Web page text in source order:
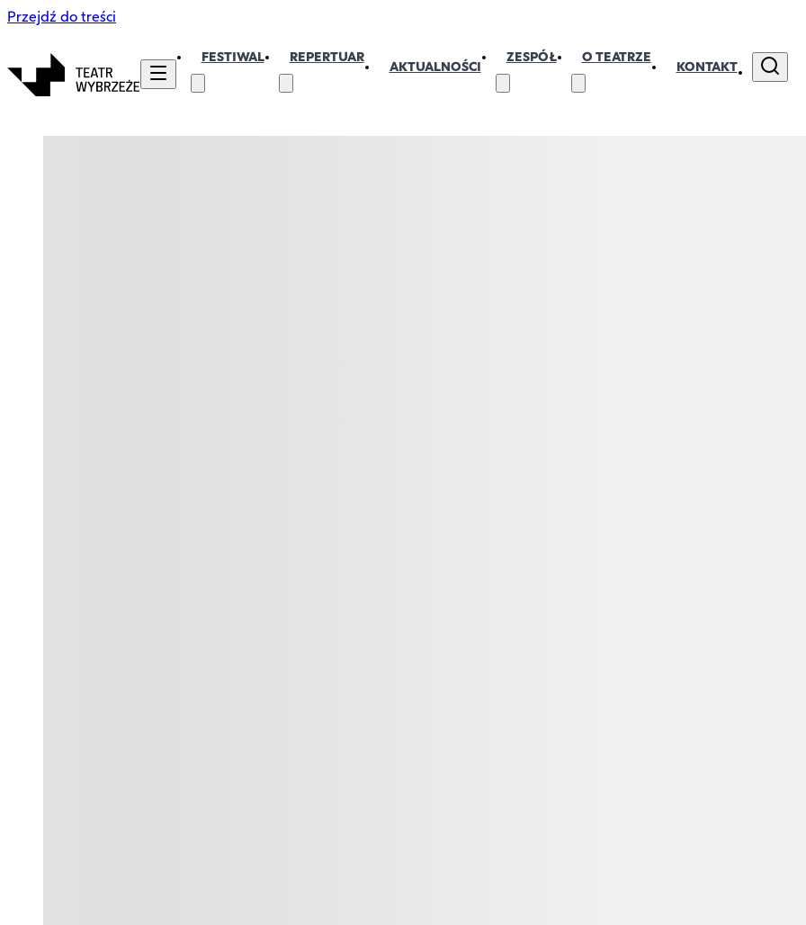
Przejdź do treści
FESTIWAL REPERTUAR
AKTUALNOŚCI
ZESPÓŁ O TEATRZE
KONTAKT